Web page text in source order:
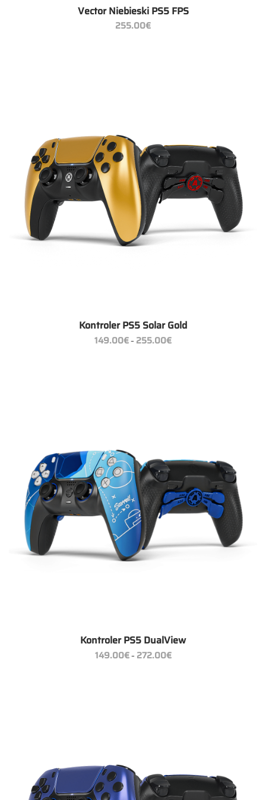
Vector Niebieski PS5 FPS
255.00€
Kontroler PS5 Solar Gold
149.00€– 255.00€Zakres
cen:
Kontroler PS5 DualView
149.00€– 272.00€Zakres
cen: